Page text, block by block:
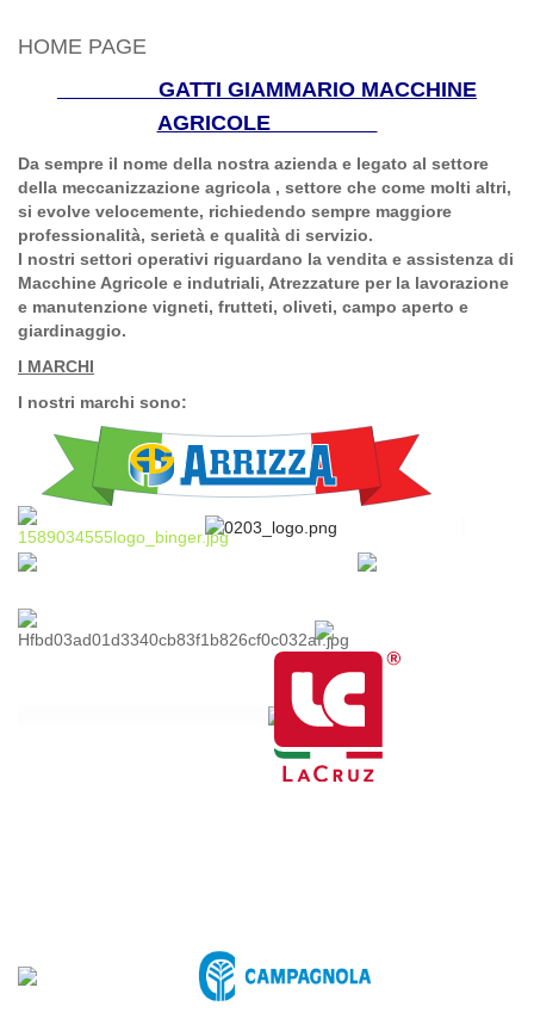
HOME PAGE
GATTI GIAMMARIO MACCHINE
AGRICOLE
Da sempre il nome della nostra azienda e legato al settore
della meccanizzazione agricola , settore che come molti altri,
si evolve velocemente, richiedendo sempre maggiore
professionalità, serietà e qualità di servizio.
I nostri settori operativi riguardano la vendita e assistenza di
Macchine Agricole e indutriali, Atrezzature per la lavorazione
e manutenzione vigneti, frutteti, oliveti, campo aperto e
giardinaggio.
I MARCHI
I nostri marchi sono: